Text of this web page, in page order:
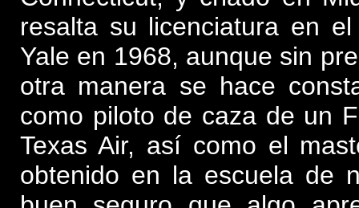
resalta su licenciatura en
Yale en 1968, aunque sin
otra manera se hace
como piloto de caza de un
Texas Air, así como el
obtenido en la escuela de